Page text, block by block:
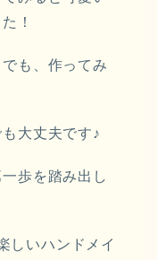
！
も、作ってみ
大丈夫です♪
歩を踏み出し
しいハンドメイ